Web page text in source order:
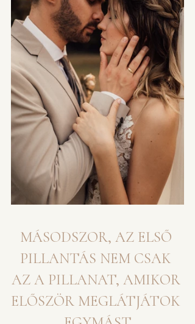
MÁSODSZOR, AZ ELSŐ
PILLANTÁS NEM CSAK
AZ A PILLANAT, AMIKOR
ELŐSZÖR MEGLÁTJÁTOK